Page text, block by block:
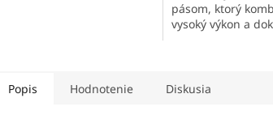
pásom, ktorý
vysoký výkon a
Popis Hodnotenie Diskusia